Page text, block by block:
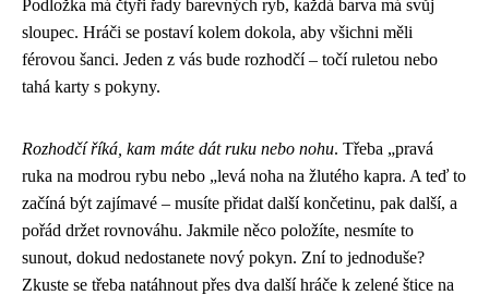
Podložka má čtyři řady barevných ryb, každá barva má svůj
sloupec. Hráči se postaví kolem dokola, aby všichni měli
férovou šanci. Jeden z vás bude rozhodčí – točí ruletou nebo
tahá karty s pokyny.
Rozhodčí říká, kam máte dát ruku nebo nohu. Třeba „pravá
ruka na modrou rybu nebo „levá noha na žlutého kapra. A teď to
začíná být zajímavé – musíte přidat další končetinu, pak další, a
pořád držet rovnováhu. Jakmile něco položíte, nesmíte to
sunout, dokud nedostanete nový pokyn. Zní to jednoduše?
Zkuste se třeba natáhnout přes dva další hráče k zelené štice na